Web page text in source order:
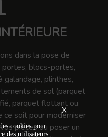
dans la pose de
portes, blocs-portes,
galandage, plinthes,
de sol (parquet
parquet flottant ou
ce soit pour moderniser
pièces ou poser un
X
cookies pour
des utilisateurs.